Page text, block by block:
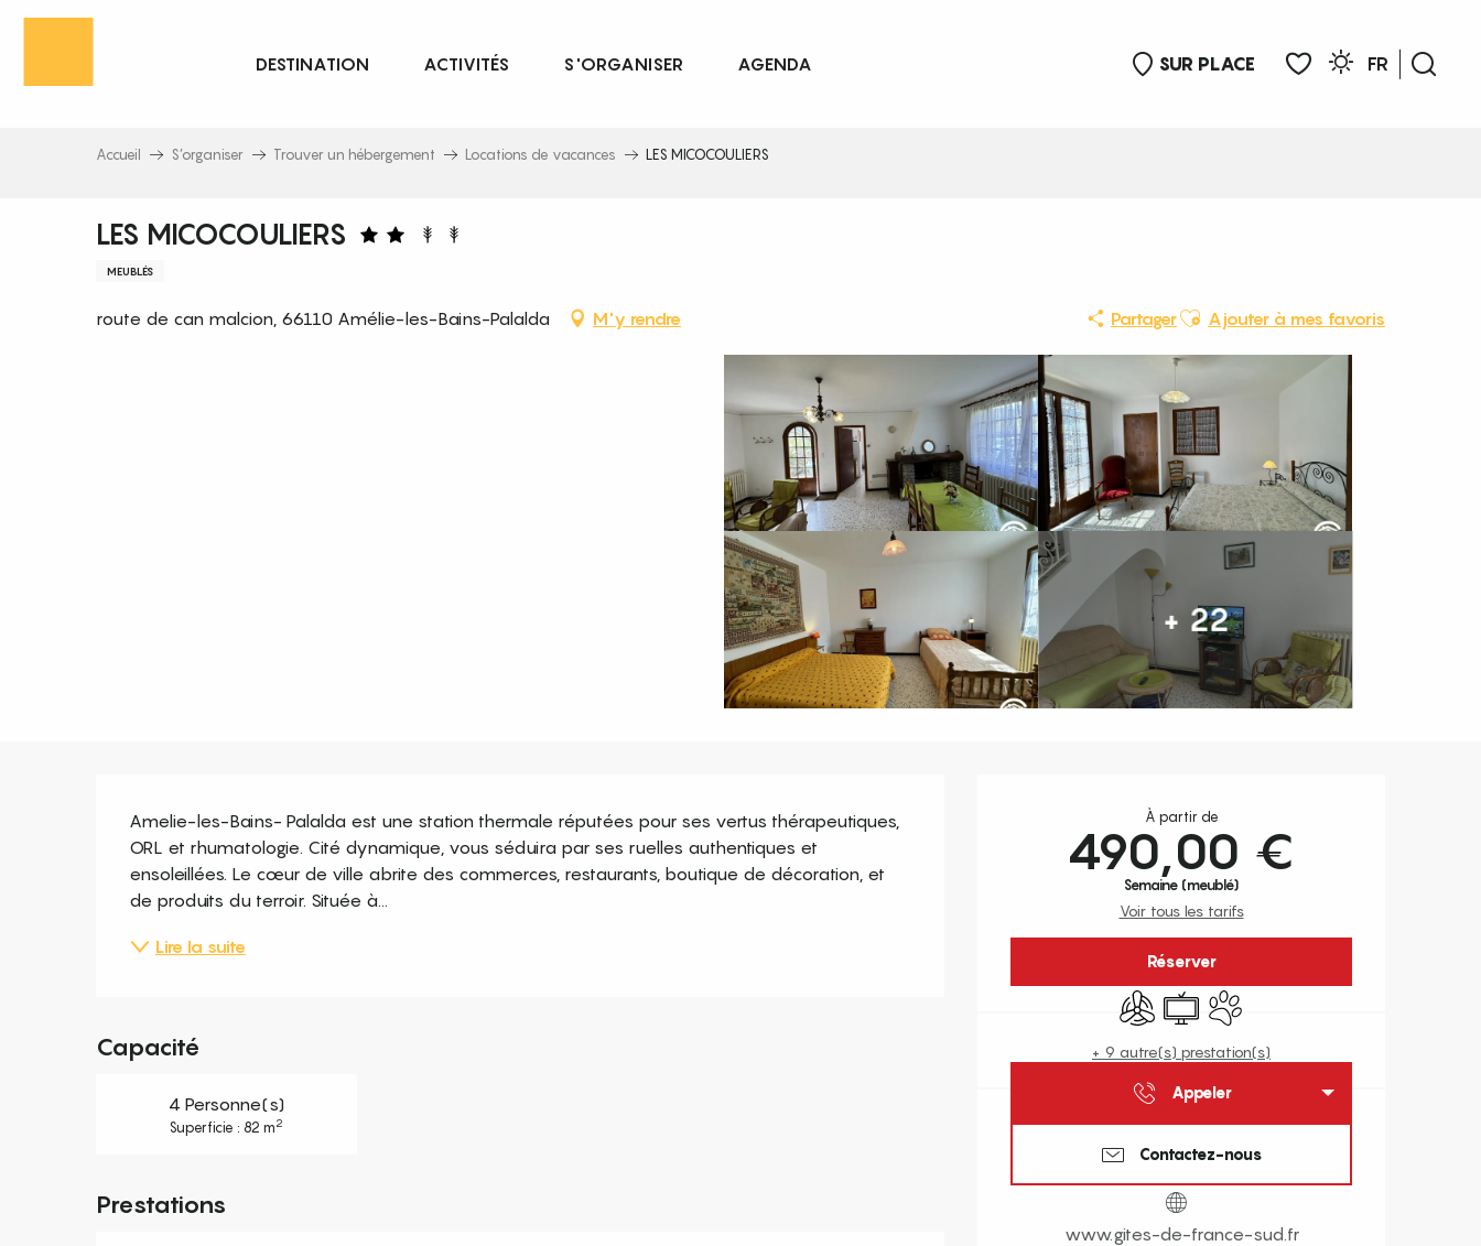
Aller
principal
SUR PLACE
FR
DESTINATION ACTIVITÉS S'ORGANISER AGENDA
Accueil S’organiser Trouver un hébergement Locations de vacances LES MICOCOULIERS
LES MICOCOULIERS
MEUBLÉS
route de can malcion, 66110 Amélie-les-Bains-Palalda M'y rendre PartagerAjouter aux favoris
Ajouter à mes favoris
+ 22
Ouverture et coordonnées
À partir de
490,00 €
Semaine (meublé)
Voir tous les tarifs
Réserver
Air conditionné
TélévisionAnimaux acceptés
+ 9 autre(s) prestation(s)
Appeler
Contactez-nous
www.gites-de-france-sud.fr
Description
Amelie-les-Bains- Palalda est une station thermale réputées pour ses vertus thérapeutiques,
ORL et rhumatologie. Cité dynamique, vous séduira par ses ruelles authentiques et
ensoleillées. Le cœur de ville abrite des commerces, restaurants, boutique de décoration, et
de produits du terroir. Située à...
Lire la suite
Capacité
4 Personne(s)
Superficie : 82 m2
Prestations